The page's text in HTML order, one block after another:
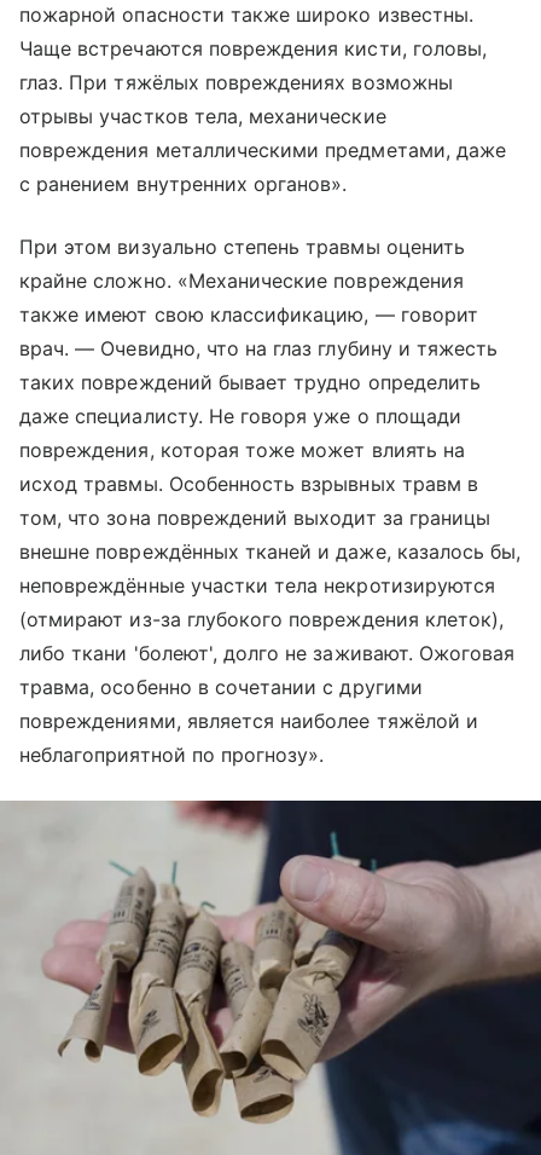
пожарной опасности также широко известны.
Чаще встречаются повреждения кисти, головы,
глаз. При тяжёлых повреждениях возможны
отрывы участков тела, механические
повреждения металлическими предметами, даже
с ранением внутренних органов».
При этом визуально степень травмы оценить
крайне сложно. «Механические повреждения
также имеют свою классификацию, — говорит
врач. — Очевидно, что на глаз глубину и тяжесть
таких повреждений бывает трудно определить
даже специалисту. Не говоря уже о площади
повреждения, которая тоже может влиять на
исход травмы. Особенность взрывных травм в
том, что зона повреждений выходит за границы
внешне повреждённых тканей и даже, казалось бы,
неповреждённые участки тела некротизируются
(отмирают из-за глубокого повреждения клеток),
либо ткани 'болеют', долго не заживают. Ожоговая
травма, особенно в сочетании с другими
повреждениями, является наиболее тяжёлой и
неблагоприятной по прогнозу».